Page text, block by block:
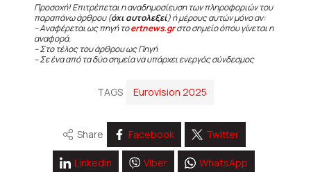
Προσοχή! Επιτρέπεται η αναδημοσίευση των πληροφοριών του
παραπάνω άρθρου (όχι αυτολεξεί) ή μέρους αυτών μόνο αν:
– Αναφέρεται ως πηγή τοertnews.grστο σημείο όπου γίνεται η
αναφορά.
– Στο τέλος του άρθρου ως Πηγή
– Σε ένα από τα δύο σημεία να υπάρχει ενεργός σύνδεσμος
TAGS Eurovision 2025
Share Facebook Twitter
Linkedin Viber WhatsApp